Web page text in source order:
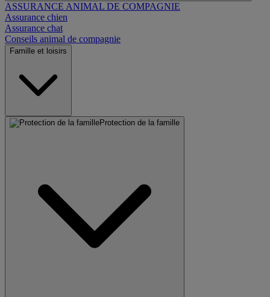
ASSURANCE ANIMAL DE COMPAGNIE
Assurance chien
Assurance chat
Conseils animal de compagnie
Famille et loisirs
Protection de la famille